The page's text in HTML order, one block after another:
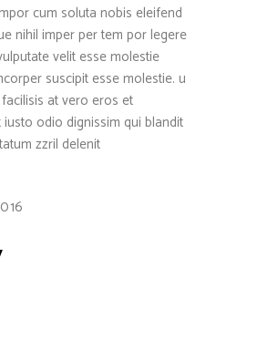
cum soluta nobis eleifend
nihil imper per tem por legere
velit esse molestie
suscipit esse molestie. u
at vero eros et
iusto odio dignissim qui blandit
zzril delenit